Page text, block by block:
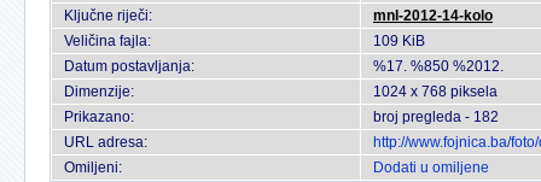
Ključne riječi:
mnl-2012-14-kolo
Veličina fajla:
109 KiB
Datum postavljanja:
%17. %850 %2012.
Dimenzije:
1024 x 768 piksela
Prikazano:
broj pregleda - 182
URL adresa:
http://www.fojnica.ba/
Omiljeni:
Dodati u omiljene